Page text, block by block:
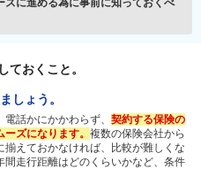
に進める為に事前に知っておくべ
ておくこと。
しょう。
話かにかかわらず、 契約する保険の
ズになります。 複数の保険会社から
えておかなければ、比較が難しくな
間走行距離はどのくらいかなど、条件